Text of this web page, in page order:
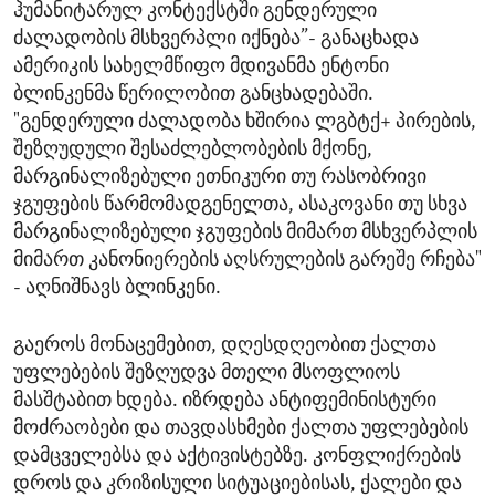
ჰუმანიტარულ კონტექსტში გენდერული
ძალადობის მსხვერპლი იქნება”- განაცხადა
ამერიკის სახელმწიფო მდივანმა ენტონი
ბლინკენმა წერილობით განცხადებაში.
"გენდერული ძალადობა ხშირია ლგბტქ+ პირების,
შეზღუდული შესაძლებლობების მქონე,
მარგინალიზებული ეთნიკური თუ რასობრივი
ჯგუფების წარმომადგენელთა, ასაკოვანი თუ სხვა
მარგინალიზებული ჯგუფების მიმართ მსხვერპლის
მიმართ კანონიერების აღსრულების გარეშე რჩება"
- აღნიშნავს ბლინკენი.
გაეროს მონაცემებით, დღესდღეობით ქალთა
უფლებების შეზღუდვა მთელი მსოფლიოს
მასშტაბით ხდება. იზრდება ანტიფემინისტური
მოძრაობები და თავდასხმები ქალთა უფლებების
დამცველებსა და აქტივისტებზე. კონფლიქრების
დროს და კრიზისული სიტუაციებისას, ქალები და